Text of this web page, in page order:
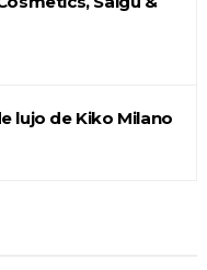
lujo de Kiko Milano